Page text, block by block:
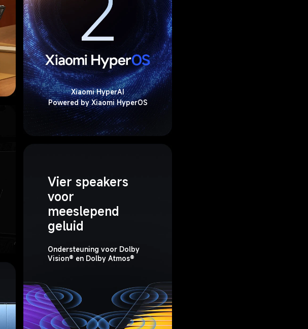
Xiaomi HyperAI
Powered by Xiaomi HyperOS
Vier speakers
voor
meeslepend
geluid
Ondersteuning voor Dolby
Vision® en Dolby Atmos®